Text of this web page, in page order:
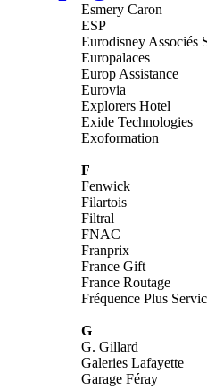
Esmery Caron
ESP
Eurodisney Associés
Europalaces
Europ Assistance
Eurovia
Explorers Hotel
Exide Technologies
Exoformation
F
Fenwick
Filartois
Filtral
FNAC
Franprix
France Gift
France Routage
Fréquence Plus
G
G. Gillard
Galeries Lafayette
Garage Féray